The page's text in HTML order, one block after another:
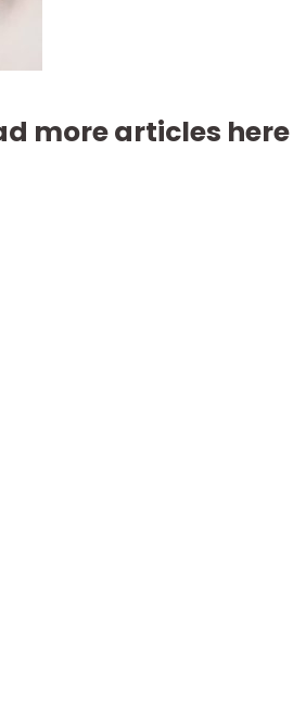
more articles here